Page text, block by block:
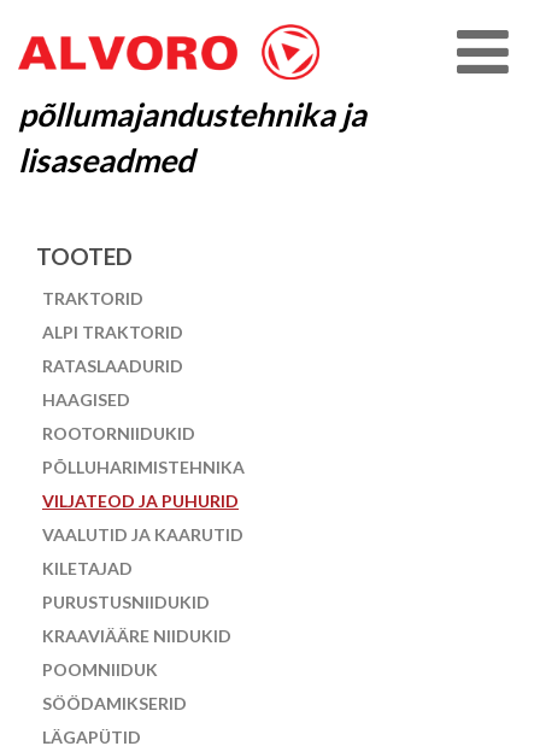
põllumajandustehnika ja
lisaseadmed
TOOTED
TRAKTORID
ALPI TRAKTORID
RATASLAADURID
HAAGISED
ROOTORNIIDUKID
PÕLLUHARIMISTEHNIKA
VILJATEOD JA PUHURID
VAALUTID JA KAARUTID
KILETAJAD
PURUSTUSNIIDUKID
KRAAVIÄÄRE NIIDUKID
POOMNIIDUK
SÖÖDAMIKSERID
LÄGAPÜTID